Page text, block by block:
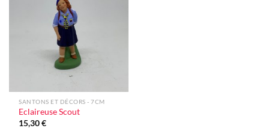
SANTONS ET DÉCORS - 7CM
Eclaireuse Scout
15,30€